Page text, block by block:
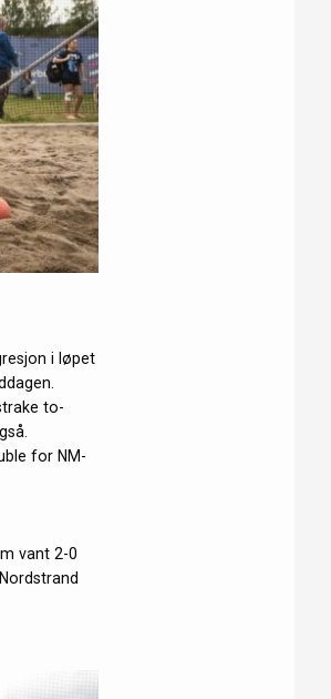
i løpet
to-
for NM-
vant 2-0